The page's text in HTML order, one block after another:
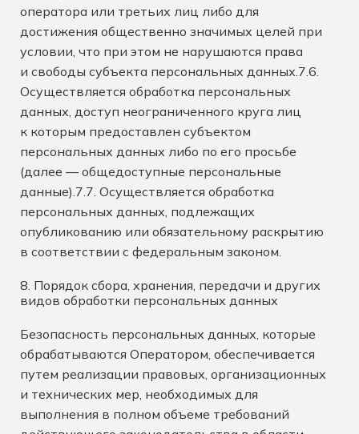
оператора или третьих лиц либо для
достижения общественно значимых целей при
условии, что при этом не нарушаются права
и свободы субъекта персональных данных.7.6.
Осуществляется обработка персональных
данных, доступ неограниченного круга лиц
к которым предоставлен субъектом
персональных данных либо по его просьбе
(далее — общедоступные персональные
данные).7.7. Осуществляется обработка
персональных данных, подлежащих
опубликованию или обязательному раскрытию
в соответствии с федеральным законом.
8. Порядок сбора, хранения, передачи и других
видов обработки персональных данных
Безопасность персональных данных, которые
обрабатываются Оператором, обеспечивается
путем реализации правовых, организационных
и технических мер, необходимых для
выполнения в полном объеме требований